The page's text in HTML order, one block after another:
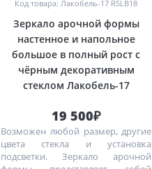
Код товара: Лакобель-17 RSLB18
Зеркало арочной формы
настенное и напольное
большое в полный рост с
чёрным декоративным
стеклом Лакобель-17
19 500₽
Возможен любой размер, другие
цвета стекла и установка
подсветки. Зеркало арочной